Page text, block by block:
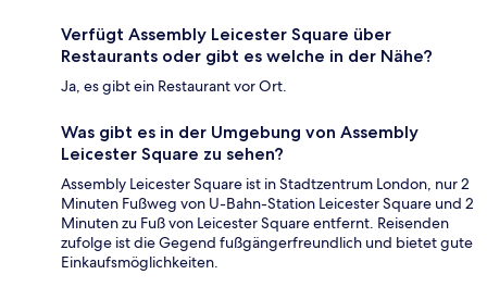
Verfügt Assembly Leicester Square über
Restaurants oder gibt es welche in der Nähe?
Ja, es gibt ein Restaurant vor Ort.
Was gibt es in der Umgebung von Assembly
Leicester Square zu sehen?
Assembly Leicester Square ist in Stadtzentrum London, nur 2
Minuten Fußweg von U-Bahn-Station Leicester Square und 2
Minuten zu Fuß von Leicester Square entfernt. Reisenden
zufolge ist die Gegend fußgängerfreundlich und bietet gute
Einkaufsmöglichkeiten.